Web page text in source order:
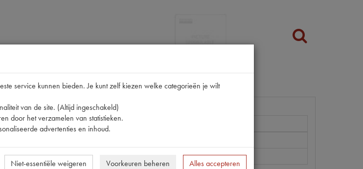
250 ML
service kunnen bieden. Je kunt zelf kiezen welke categorieën je wilt
van de site. (Altijd ingeschakeld)
door het verzamelen van statistieken.
advertenties en inhoud.
Niet-essentiële weigeren Voorkeuren beheren Alles accepteren